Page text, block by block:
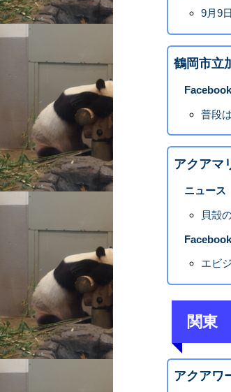
9月9
鶴岡市立
Facebook
普段
アクアマ
ニュース
貝殻
Facebook
エビ
関東
アクアワ